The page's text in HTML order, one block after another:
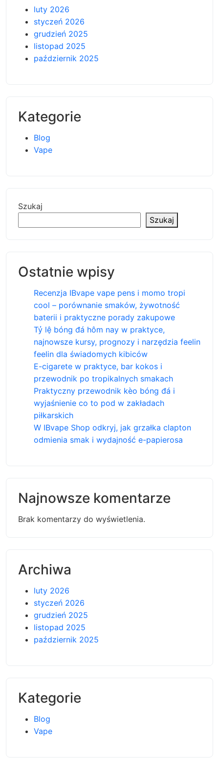
luty 2026
styczeń 2026
grudzień 2025
listopad 2025
październik 2025
Kategorie
Blog
Vape
Szukaj
Szukaj
Ostatnie wpisy
Recenzja IBvape vape pens i momo tropi
cool – porównanie smaków, żywotność
baterii i praktyczne porady zakupowe
Tỷ lệ bóng đá hôm nay w praktyce,
najnowsze kursy, prognozy i narzędzia feelin
feelin dla świadomych kibiców
E-cigarete w praktyce, bar kokos i
przewodnik po tropikalnych smakach
Praktyczny przewodnik kèo bóng đá i
wyjaśnienie co to pod w zakładach
piłkarskich
W IBvape Shop odkryj, jak grzałka clapton
odmienia smak i wydajność e-papierosa
Najnowsze komentarze
Brak komentarzy do wyświetlenia.
Archiwa
luty 2026
styczeń 2026
grudzień 2025
listopad 2025
październik 2025
Kategorie
Blog
Vape